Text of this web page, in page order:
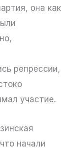
она как
репрессии,
участие.
начали